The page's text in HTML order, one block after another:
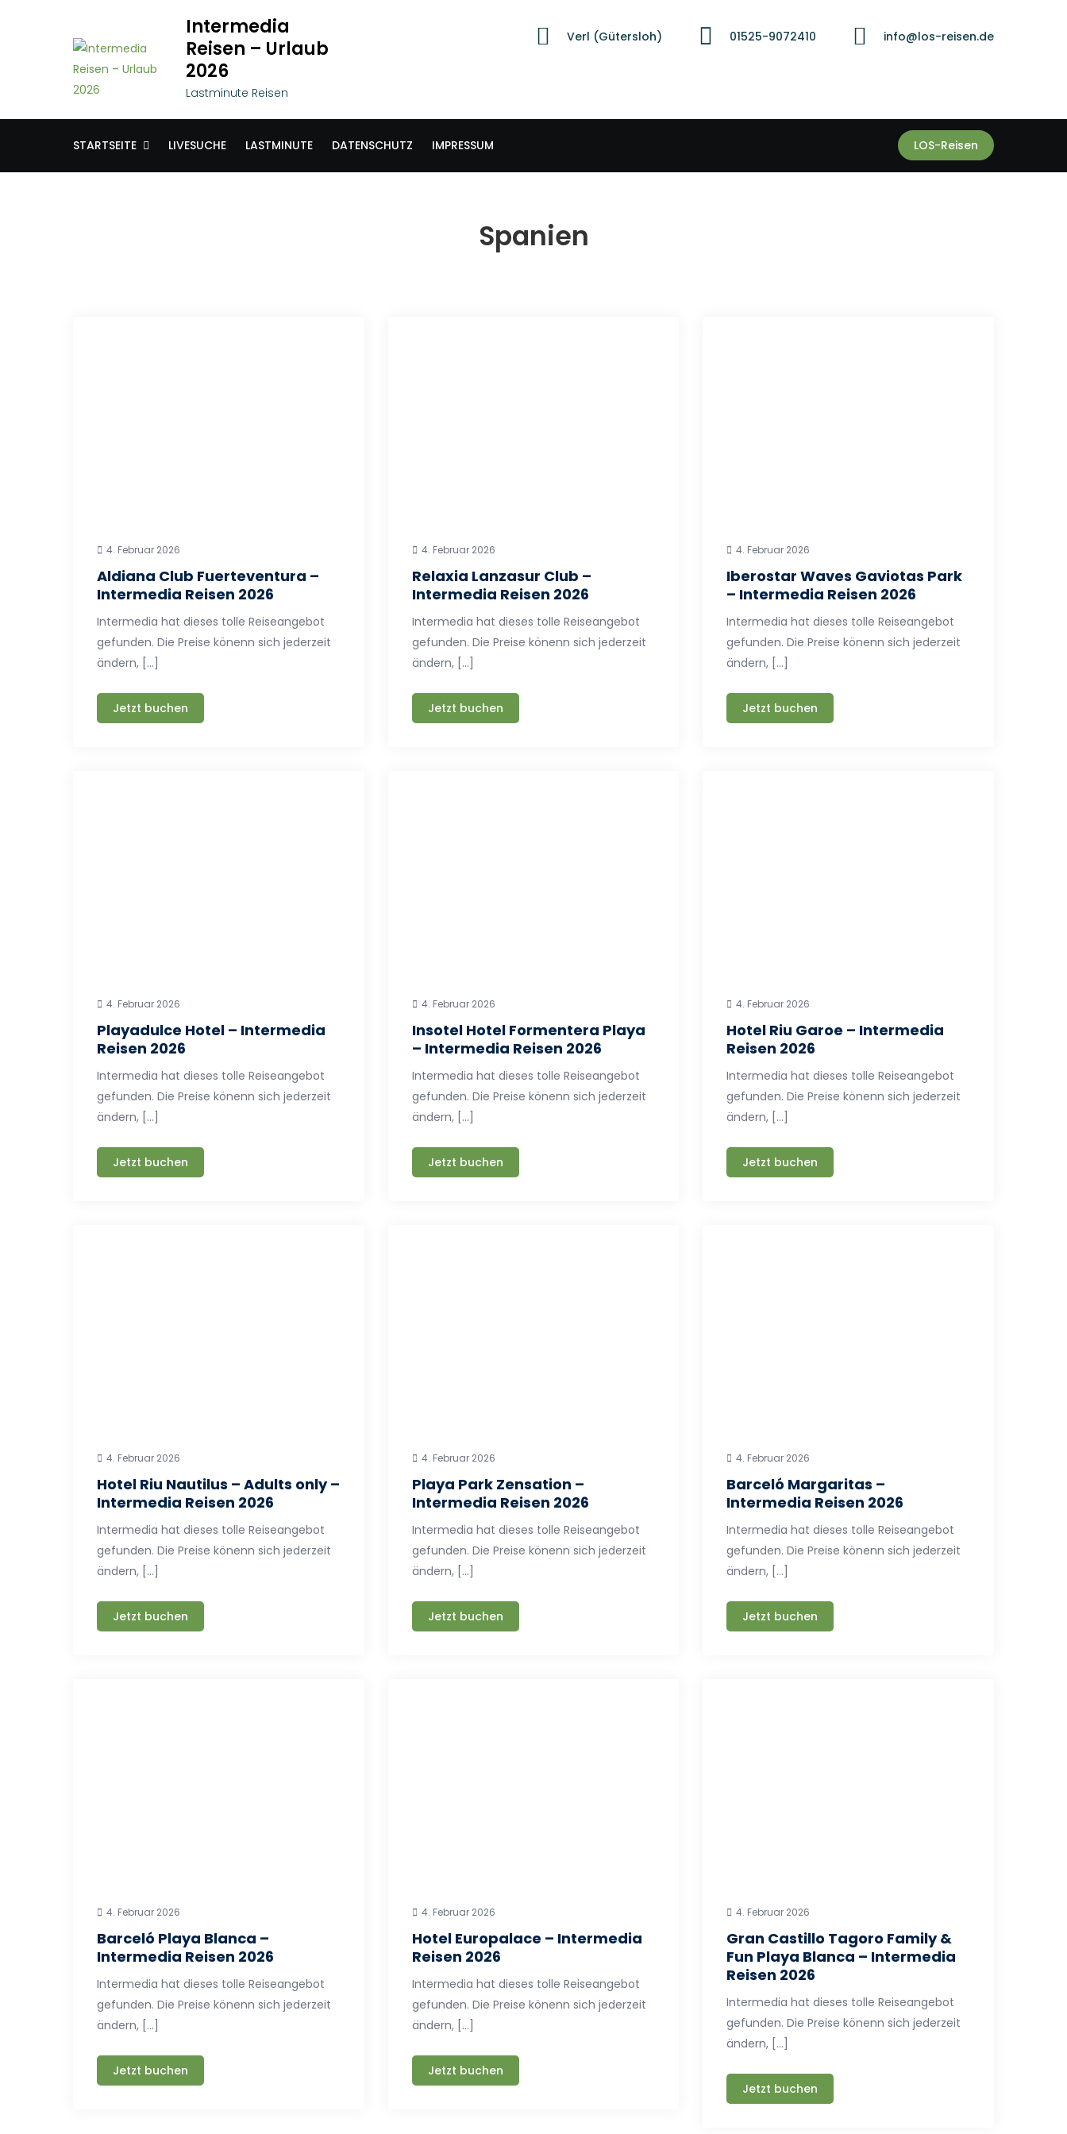
Intermedia
Reisen – Urlaub
2026
Lastminute Reisen
Verl (Gütersloh) 01525-9072410 info@los-reisen.de
STARTSEITE LIVESUCHE LASTMINUTE DATENSCHUTZ IMPRESSUM LOS-Reisen
Spanien
4. Februar 2026
Aldiana Club Fuerteventura –
Intermedia Reisen 2026
Intermedia hat dieses tolle Reiseangebot
gefunden. Die Preise könenn sich jederzeit
ändern, […]
Jetzt buchen
4. Februar 2026
Relaxia Lanzasur Club –
Intermedia Reisen 2026
Intermedia hat dieses tolle Reiseangebot
gefunden. Die Preise könenn sich jederzeit
ändern, […]
Jetzt buchen
4. Februar 2026
Iberostar Waves Gaviotas Park
– Intermedia Reisen 2026
Intermedia hat dieses tolle Reiseangebot
gefunden. Die Preise könenn sich jederzeit
ändern, […]
Jetzt buchen
4. Februar 2026
Playadulce Hotel – Intermedia
Reisen 2026
Intermedia hat dieses tolle Reiseangebot
gefunden. Die Preise könenn sich jederzeit
ändern, […]
Jetzt buchen
4. Februar 2026
Insotel Hotel Formentera Playa
– Intermedia Reisen 2026
Intermedia hat dieses tolle Reiseangebot
gefunden. Die Preise könenn sich jederzeit
ändern, […]
Jetzt buchen
4. Februar 2026
Hotel Riu Garoe – Intermedia
Reisen 2026
Intermedia hat dieses tolle Reiseangebot
gefunden. Die Preise könenn sich jederzeit
ändern, […]
Jetzt buchen
4. Februar 2026
Hotel Riu Nautilus – Adults only –
Intermedia Reisen 2026
Intermedia hat dieses tolle Reiseangebot
gefunden. Die Preise könenn sich jederzeit
ändern, […]
Jetzt buchen
4. Februar 2026
Playa Park Zensation –
Intermedia Reisen 2026
Intermedia hat dieses tolle Reiseangebot
gefunden. Die Preise könenn sich jederzeit
ändern, […]
Jetzt buchen
4. Februar 2026
Barceló Margaritas –
Intermedia Reisen 2026
Intermedia hat dieses tolle Reiseangebot
gefunden. Die Preise könenn sich jederzeit
ändern, […]
Jetzt buchen
4. Februar 2026
Barceló Playa Blanca –
Intermedia Reisen 2026
Intermedia hat dieses tolle Reiseangebot
gefunden. Die Preise könenn sich jederzeit
ändern, […]
Jetzt buchen
4. Februar 2026
Hotel Europalace – Intermedia
Reisen 2026
Intermedia hat dieses tolle Reiseangebot
gefunden. Die Preise könenn sich jederzeit
ändern, […]
Jetzt buchen
4. Februar 2026
Gran Castillo Tagoro Family &
Fun Playa Blanca – Intermedia
Reisen 2026
Intermedia hat dieses tolle Reiseangebot
gefunden. Die Preise könenn sich jederzeit
ändern, […]
Jetzt buchen